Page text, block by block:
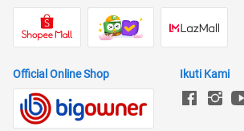
Official Online Shop Ikuti Kami